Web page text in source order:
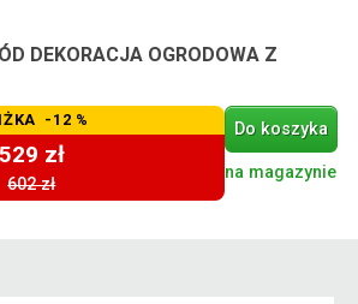
DEKORACJA OGRODOWA Z
-12 %
529 zł
602 zł
Do koszyka
na magazynie